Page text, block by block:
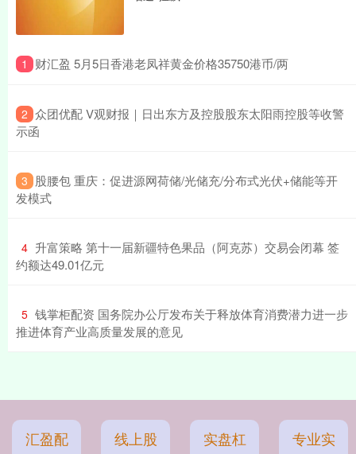
1 ​财汇盈 5月5日香港老凤祥黄金价格35750港币/两
2 ​众团优配 V观财报｜日出东方及控股股东太阳雨控股等收警
示函
3 ​股腰包 重庆：促进源网荷储/光储充/分布式光伏+储能等开
发模式
4 ​升富策略 第十一届新疆特色果品（阿克苏）交易会闭幕 签
约额达49.01亿元
5 ​钱掌柜配资 国务院办公厅发布关于释放体育消费潜力进一步
推进体育产业高质量发展的意见
汇盈配
线上股
实盘杠
专业实